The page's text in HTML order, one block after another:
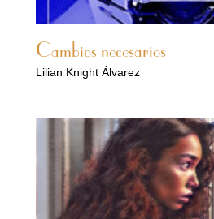
Cambios necesarios
Lilian Knight Álvarez